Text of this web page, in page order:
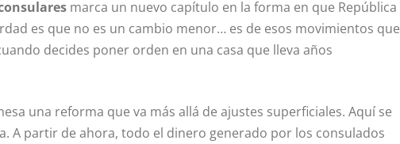
marca un nuevo capítulo en la forma en que República
es que no es un cambio menor… es de esos movimientos que
decides poner orden en una casa que lleva años
una reforma que va más allá de ajustes superficiales. Aquí se
A partir de ahora, todo el dinero generado por los consulados